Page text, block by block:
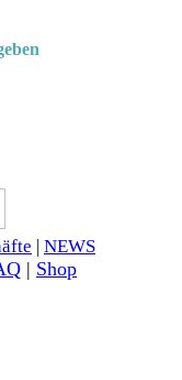
| NEWS
| Shop